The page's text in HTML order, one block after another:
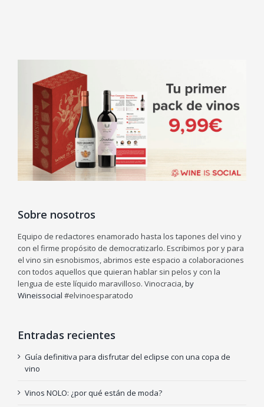
Sobre nosotros
Equipo de redactores enamorado hasta los tapones del vino y
con el firme propósito de democratizarlo. Escribimos por y para
el vino sin esnobismos, abrimos este espacio a colaboraciones
con todos aquellos que quieran hablar sin pelos y con la
lengua de este líquido maravilloso. Vinocracia,by
Wineissocial #elvinoesparatodo
Entradas recientes
Guía definitiva para disfrutar del eclipse con una copa de
vino
Vinos NOLO: ¿por qué están de moda?